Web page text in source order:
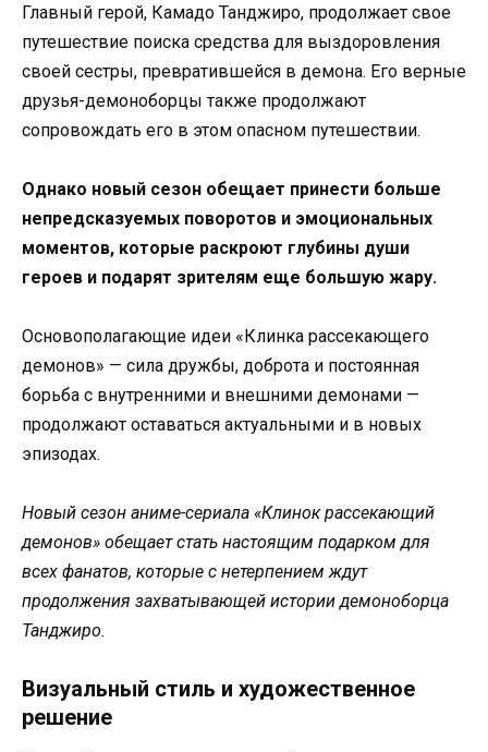
Главный герой, Камадо Танджиро, продолжает свое
путешествие поиска средства для выздоровления
своей сестры, превратившейся в демона. Его верные
друзья-демоноборцы также продолжают
сопровождать его в этом опасном путешествии.
Однако новый сезон обещает принести больше
непредсказуемых поворотов и эмоциональных
моментов, которые раскроют глубины души
героев и подарят зрителям еще большую жару.
Основополагающие идеи «Клинка рассекающего
демонов» — сила дружбы, доброта и постоянная
борьба с внутренними и внешними демонами —
продолжают оставаться актуальными и в новых
эпизодах.
Новый сезон аниме-сериала «Клинок рассекающий
демонов» обещает стать настоящим подарком для
всех фанатов, которые с нетерпением ждут
продолжения захватывающей истории демоноборца
Танджиро.
Визуальный стиль и художественное
решение